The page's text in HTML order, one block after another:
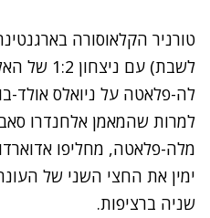
טורניר הקלאוסורה
לשבת) עם
לה-פלאטה על ניואלס אולד-
למרות שהמאמן אלחנדרו
ימין את החצי השני של
שניה ברציפות.